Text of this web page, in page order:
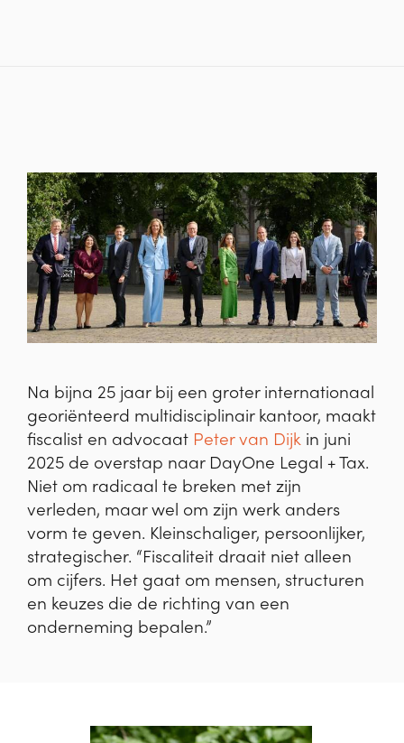
Na bijna 25 jaar bij een groter internationaal
georiënteerd multidisciplinair kantoor, maakt
fiscalist en advocaat Peter van Dijkin juni
2025 de overstap naar DayOne Legal + Tax.
Niet om radicaal te breken met zijn
verleden, maar wel om zijn werk anders
vorm te geven. Kleinschaliger, persoonlijker,
strategischer. “Fiscaliteit draait niet alleen
om cijfers. Het gaat om mensen, structuren
en keuzes die de richting van een
onderneming bepalen.”